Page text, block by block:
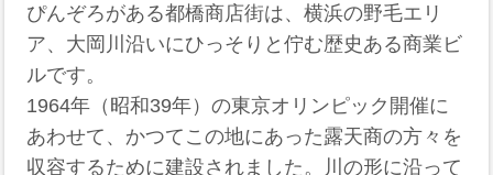
ぴんぞろがある都橋商店街は、横浜の野毛エリ
ア、大岡川沿いにひっそりと佇む歴史ある商業ビ
ルです。
1964年（昭和39年）の東京オリンピック開催に
あわせて、かつてこの地にあった露天商の方々を
収容するために建設されました。川の形に沿って